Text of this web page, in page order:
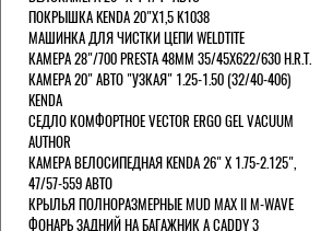
ПОКРЫШКА KENDA 20"Х1,5 K1038
МАШИНКА ДЛЯ ЧИСТКИ ЦЕПИ WELDTITE
КАМЕРА 28"/700 PRESTA 48ММ 35/45Х622/630 H.R.T.
КАМЕРА 20" АВТО "УЗКАЯ" 1.25-1.50 (32/40-406)
KENDA
СЕДЛО КОМФОРТНОЕ VECTOR ERGO GEL VACUUM
AUTHOR
КАМЕРА ВЕЛОСИПЕДНАЯ KENDA 26" Х 1.75-2.125",
47/57-559 АВТО
КРЫЛЬЯ ПОЛНОРАЗМЕРНЫЕ MUD MAX II M-WAVE
ФОНАРЬ ЗАДНИЙ НА БАГАЖНИК A CADDY 3